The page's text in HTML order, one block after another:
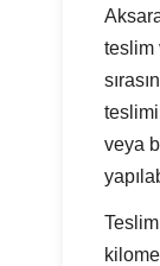
teslim
veya